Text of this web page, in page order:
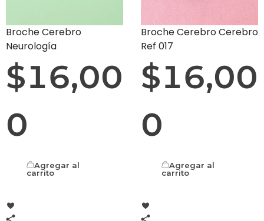
Broche Cerebro
Neurología
$16,00
0
Agregar al
carrito
Broche Cerebro Cerebro
Ref 017
$16,00
0
Agregar al
carrito